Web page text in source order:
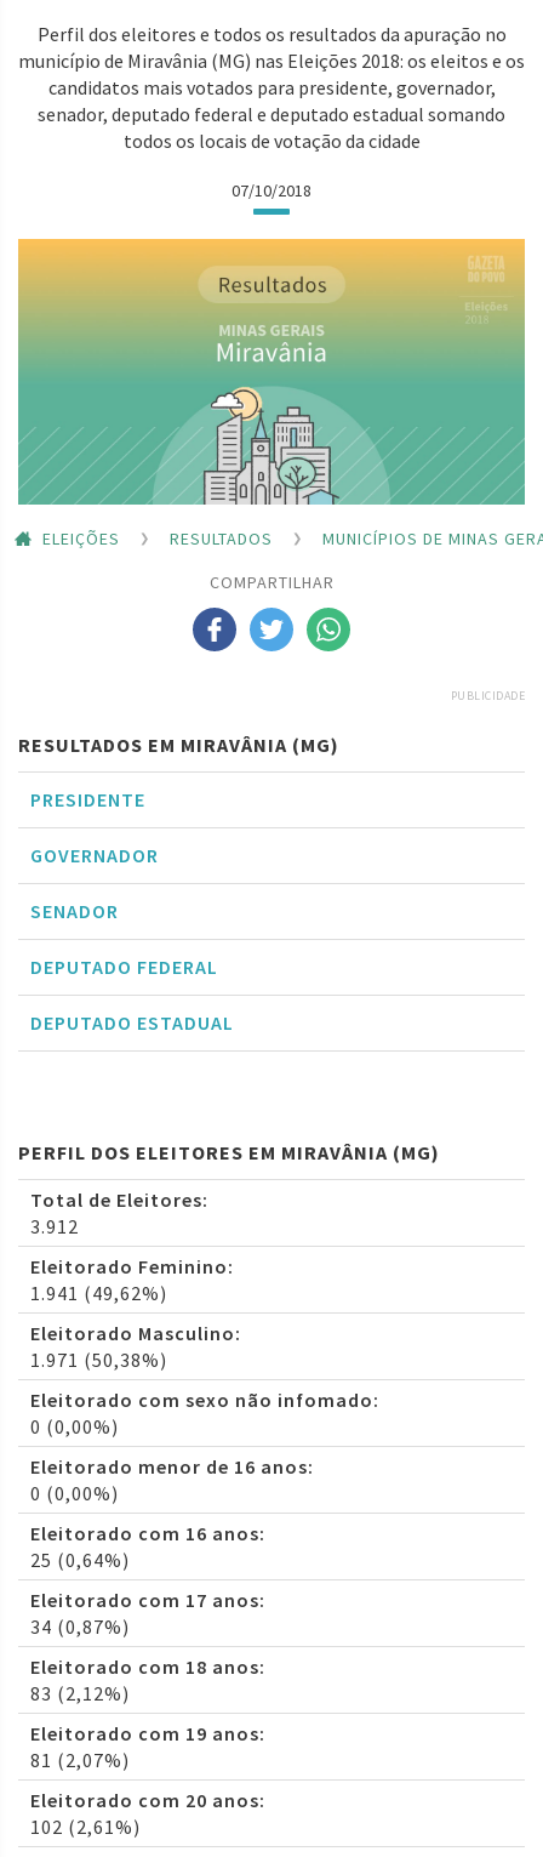
Perfil dos eleitores e todos os resultados da apuração no
município de Miravânia (MG) nas Eleições 2018: os eleitos e os
candidatos mais votados para presidente, governador,
senador, deputado federal e deputado estadual somando
todos os locais de votação da cidade
07/10/2018
ELEIÇÕES RESULTADOS
MUNICÍPIOS DE MINAS
COMPARTILHAR
PUBLICIDADE
RESULTADOS EM MIRAVÂNIA (MG)
PRESIDENTE
GOVERNADOR
SENADOR
DEPUTADO FEDERAL
DEPUTADO ESTADUAL
PERFIL DOS ELEITORES EM MIRAVÂNIA (MG)
Total de Eleitores:
3.912
Eleitorado Feminino:
1.941 (49,62%)
Eleitorado Masculino:
1.971 (50,38%)
Eleitorado com sexo não infomado:
0 (0,00%)
Eleitorado menor de 16 anos:
0 (0,00%)
Eleitorado com 16 anos:
25 (0,64%)
Eleitorado com 17 anos:
34 (0,87%)
Eleitorado com 18 anos:
83 (2,12%)
Eleitorado com 19 anos:
81 (2,07%)
Eleitorado com 20 anos:
102 (2,61%)